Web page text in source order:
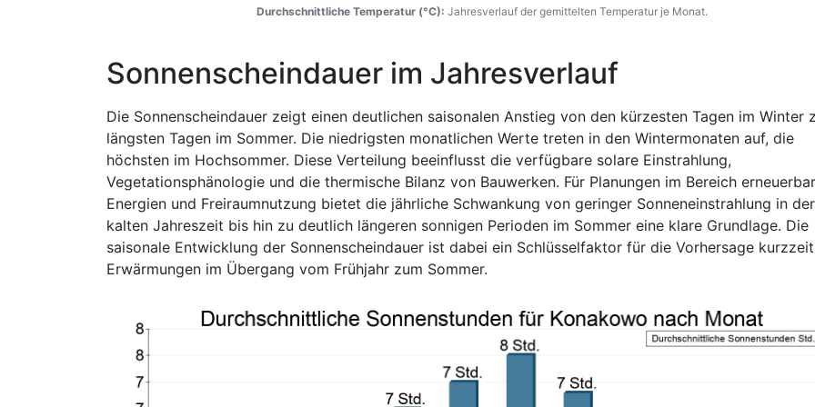
Durchschnittliche Temperatur (°C): Jahresverlauf der gemittelten Temperatur je Monat.
Sonnenscheindauer im Jahresverlauf
Die Sonnenscheindauer zeigt einen deutlichen saisonalen Anstieg von den kürzesten Tagen im Winter
längsten Tagen im Sommer. Die niedrigsten monatlichen Werte treten in den Wintermonaten auf, die
höchsten im Hochsommer. Diese Verteilung beeinflusst die verfügbare solare Einstrahlung,
Vegetationsphänologie und die thermische Bilanz von Bauwerken. Für Planungen im Bereich
Energien und Freiraumnutzung bietet die jährliche Schwankung von geringer Sonneneinstrahlung in der
kalten Jahreszeit bis hin zu deutlich längeren sonnigen Perioden im Sommer eine klare Grundlage. Die
saisonale Entwicklung der Sonnenscheindauer ist dabei ein Schlüsselfaktor für die Vorhersage
Erwärmungen im Übergang vom Frühjahr zum Sommer.